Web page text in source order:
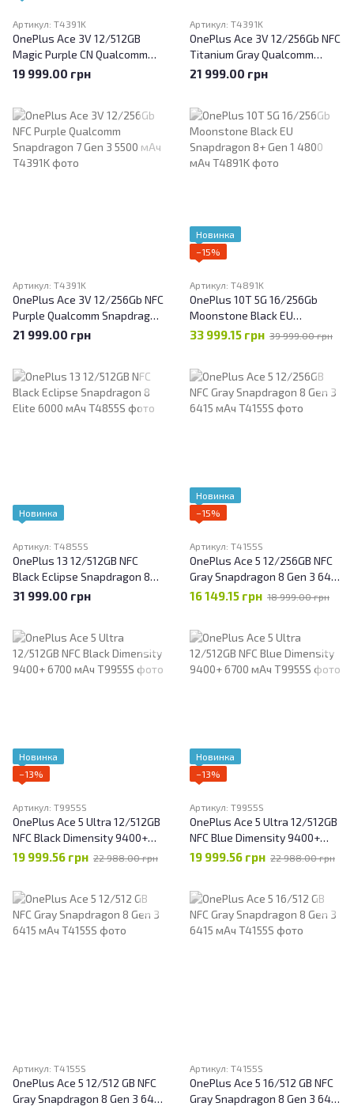
Артикул: T4391K
OnePlus Ace 3V 12/512GB
Magic Purple CN Qualcomm
Snapdragon 7 Gen 3 5500 мАч
19 999.00 грн
Артикул: T4391K
OnePlus Ace 3V 12/256Gb NFC
Titanium Gray Qualcomm
Snapdragon 7 Gen 3 5500 мАч
21 999.00 грн
Артикул: T4391K
OnePlus Ace 3V 12/256Gb NFC
Purple Qualcomm Snapdragon
7 Gen 3 5500 мАч
21 999.00 грн
Новинка
−15%
Артикул: T4891K
OnePlus 10T 5G 16/256Gb
Moonstone Black EU
Snapdragon 8+ Gen 1 4800
33 999.15 грн 39 999.00 грн
Новинка
Артикул: T4855S
OnePlus 13 12/512GB NFC
Black Eclipse Snapdragon 8
Elite 6000 мАч
31 999.00 грн
Новинка
−15%
Артикул: T4155S
OnePlus Ace 5 12/256GB NFC
Gray Snapdragon 8 Gen 3 6415
мАч
16 149.15 грн 18 999.00 грн
Новинка
−13%
Артикул: T9955S
OnePlus Ace 5 Ultra 12/512GB
NFC Black Dimensity 9400+
6700 мАч
19 999.56 грн 22 988.00 грн
Новинка
−13%
Артикул: T9955S
OnePlus Ace 5 Ultra 12/512GB
NFC Blue Dimensity 9400+
6700 мАч
19 999.56 грн 22 988.00 грн
Артикул: T4155S
OnePlus Ace 5 12/512 GB NFC
Gray Snapdragon 8 Gen 3 6415
Артикул: T4155S
OnePlus Ace 5 16/512 GB NFC
Gray Snapdragon 8 Gen 3 6415